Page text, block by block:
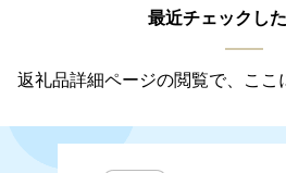
最近チェックし
返礼品詳細ページの閲覧で、ここ